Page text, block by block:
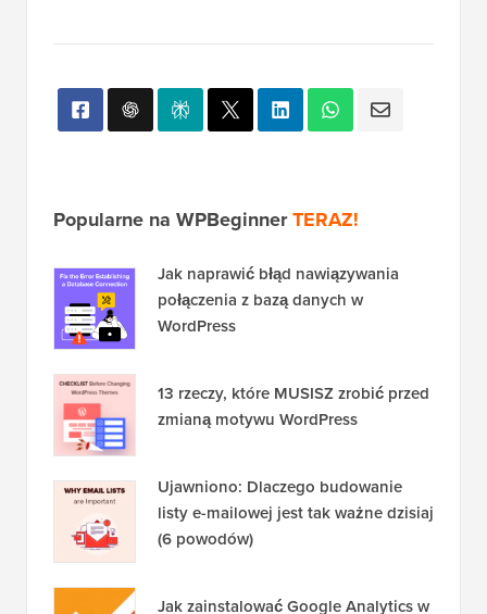
Popularne na WPBeginnerTERAZ!
Jak naprawić błąd nawiązywania
połączenia z bazą danych w
WordPress
13 rzeczy, które MUSISZ zrobić przed
zmianą motywu WordPress
Ujawniono: Dlaczego budowanie
listy e-mailowej jest tak ważne dzisiaj
(6 powodów)
Jak zainstalować Google Analytics w